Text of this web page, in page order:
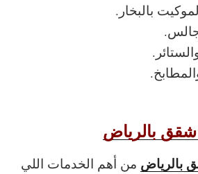
بالبخار.
بالرياض
بالرياض من أهم الخدمات اللي